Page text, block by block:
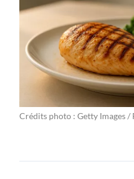
Crédits photo : Getty Images /